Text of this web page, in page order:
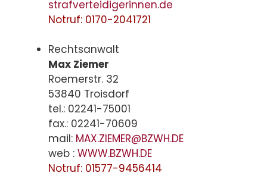
strafverteidigerinnen.de
Notruf: 0170-2041721
Rechtsanwalt
Max Ziemer
Roemerstr. 32
53840 Troisdorf
tel.: 02241-75001
fax.: 02241-70609
mail: MAX.ZIEMER@BZWH.DE
web : WWW.BZWH.DE
Notruf: 01577-9456414